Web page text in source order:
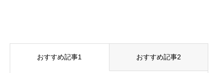
おすすめ記事1 おすすめ記事2